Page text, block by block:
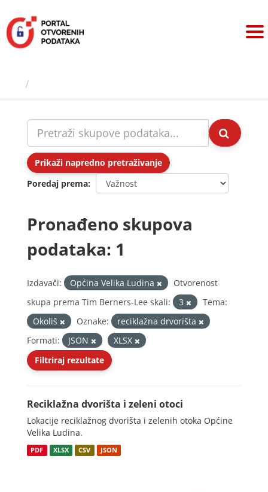
sadržaj
Prikaži napredno pretraživanje
Poredaj prema
Pronađeno skupova
podataka: 1
Izdavači: Općina Velika Ludina
Otvorenost
skupa prema Tim Berners-Lee skali:
3
Tema:
Okoliš
Oznake:
reciklažna drvorišta
Formati:
JSON
XLSX
Filtriraj rezultate
Reciklažna dvorišta i zeleni otoci
Lokacije reciklažnog dvorišta i zelenih otoka Općine
Velika Ludina.
PDF XLSX CSV JSON